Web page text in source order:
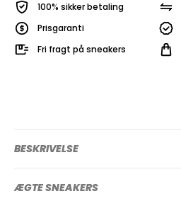
100% sikker betaling
Prisgaranti
Fri fragt på sneakers
BESKRIVELSE
ÆGTE SNEAKERS